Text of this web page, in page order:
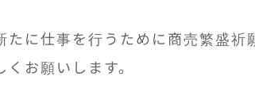
たに仕事を行うために商売繁盛祈
お願いします。